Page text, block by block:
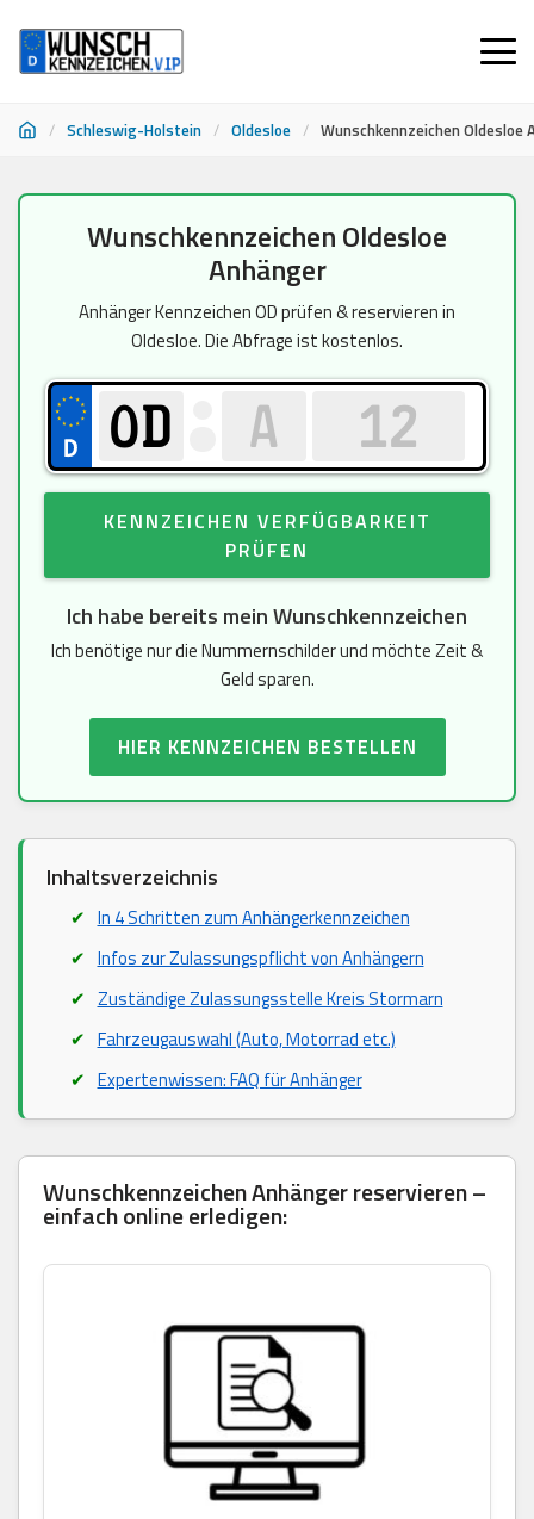
/ Schleswig-Holstein / Oldesloe / Wunschkennzeichen Oldesloe
Wunschkennzeichen Oldesloe
Anhänger
Anhänger Kennzeichen OD prüfen & reservieren in
Oldesloe. Die Abfrage ist kostenlos.
KENNZEICHEN VERFÜGBARKEIT
PRÜFEN
Ich habe bereits mein Wunschkennzeichen
Ich benötige nur die Nummernschilder und möchte Zeit &
Geld sparen.
HIER KENNZEICHEN BESTELLEN
Inhaltsverzeichnis
In 4 Schritten zum Anhängerkennzeichen
Infos zur Zulassungspflicht von Anhängern
Zuständige Zulassungsstelle Kreis Stormarn
Fahrzeugauswahl (Auto, Motorrad etc.)
Expertenwissen: FAQ für Anhänger
Wunschkennzeichen Anhänger reservieren –
einfach online erledigen: